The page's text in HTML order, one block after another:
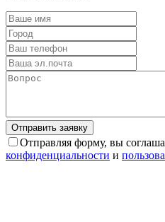
Отправляя форму, вы
конфиденциальности и